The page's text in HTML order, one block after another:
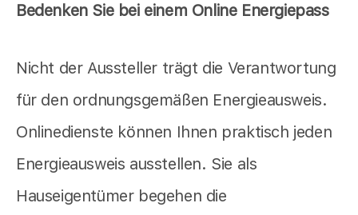
Bedenken Sie bei einem Online Energiepass
Nicht der Aussteller trägt die Verantwortung
für den ordnungsgemäßen Energieausweis.
Onlinedienste können Ihnen praktisch jeden
Energieausweis ausstellen. Sie als
Hauseigentümer begehen die